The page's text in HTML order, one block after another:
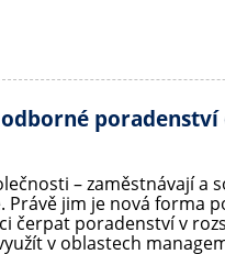
– zaměstnávají a
jim je nová forma
čerpat poradenství v
v oblastech